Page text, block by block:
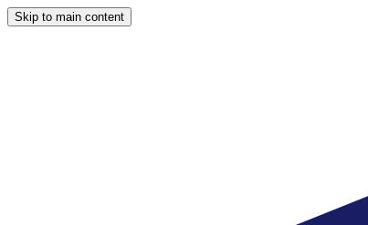
Skip to main content